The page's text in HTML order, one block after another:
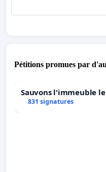
Pétitions promues par
Sauvons l'immeuble
831 signatures